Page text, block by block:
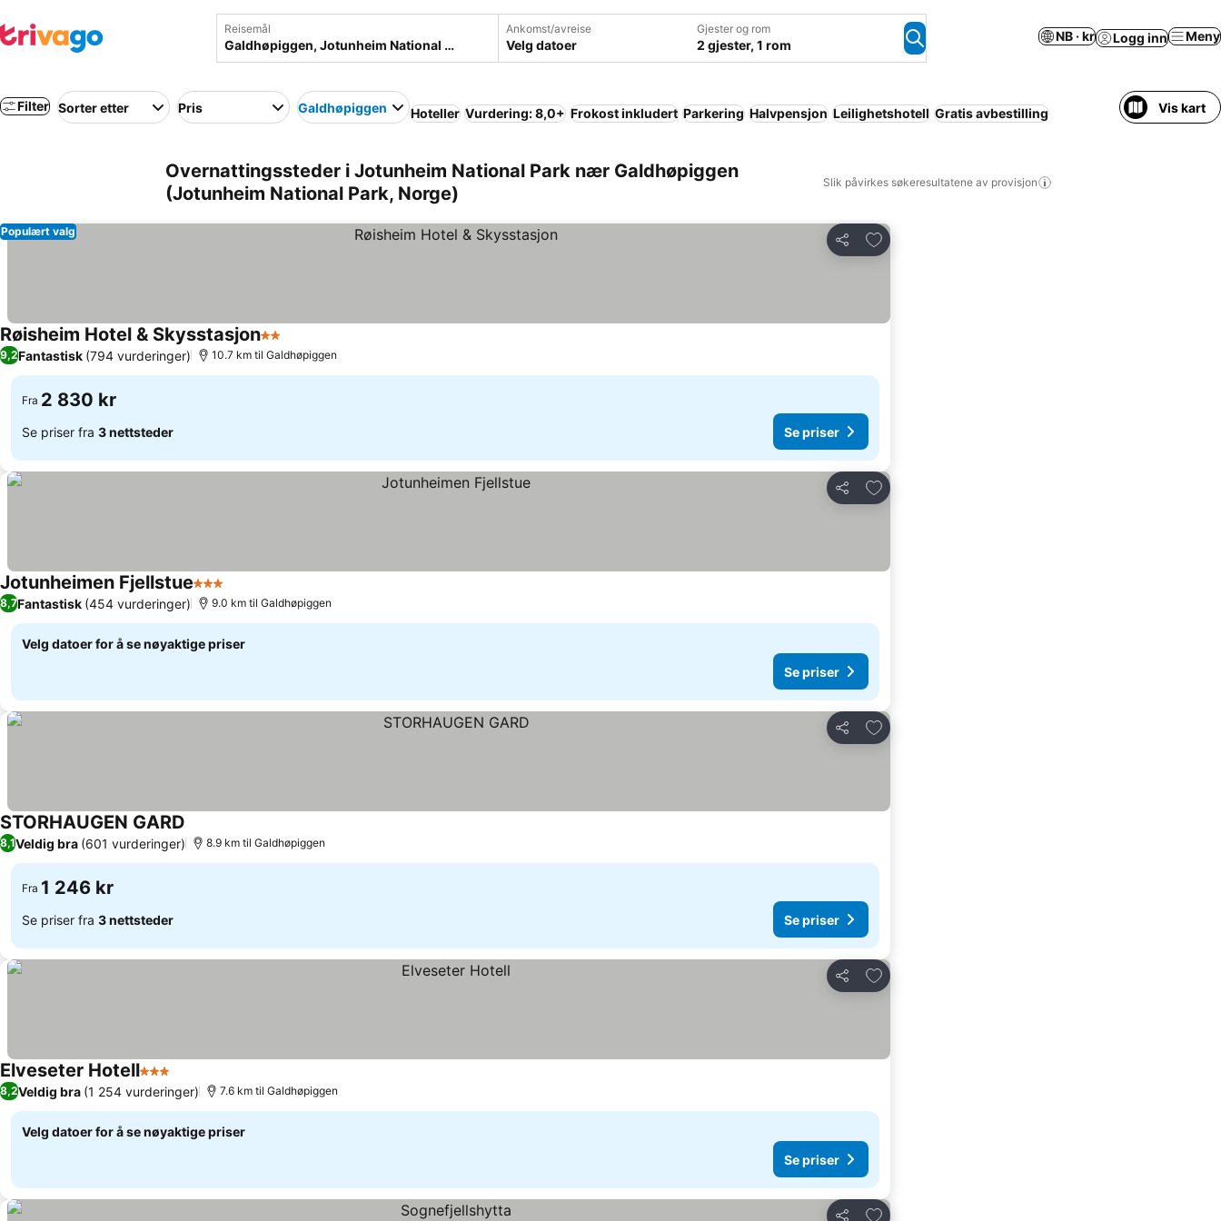
Reisemål Ankomst/avreise
Velg datoer
Gjester og rom
2 gjester, 1 rom
NB · kr Logg inn Meny
Filter Sorter etter Pris Galdhøpiggen Hoteller Vurdering: 8,0+ Frokost inkludert Parkering Halvpensjon Leilighetshotell Gratis avbestilling Vis kart
Overnattingssteder i Jotunheim National Park nær Galdhøpiggen
(Jotunheim National Park, Norge)
Slik påvirkes søkeresultatene av provisjon
Del
Legg til i favoritter
Populært valg
Røisheim Hotel & Skysstasjon2 Stjerner
9,2Fantastisk (794 vurderinger) 10.7 km til Galdhøpiggen
Fra 2 830 kr
Se priser fra 3 nettsteder Se priser
Del
Legg til i favoritter
Jotunheimen Fjellstue3 Stjerner
8,7Fantastisk (454 vurderinger) 9.0 km til Galdhøpiggen
Velg datoer for å se nøyaktige priser
Se priser
Del
Legg til i favoritter
STORHAUGEN GARD Se priser
8,1Veldig bra (601 vurderinger) 8.9 km til Galdhøpiggen
Fra 1 246 kr
Se priser fra 3 nettsteder Se priser
Del
Legg til i favoritter
Elveseter Hotell3 StjernerSe priser
8,2Veldig bra (1 254 vurderinger) 7.6 km til Galdhøpiggen
Velg datoer for å se nøyaktige priser
Se priser
Legg til i favoritter